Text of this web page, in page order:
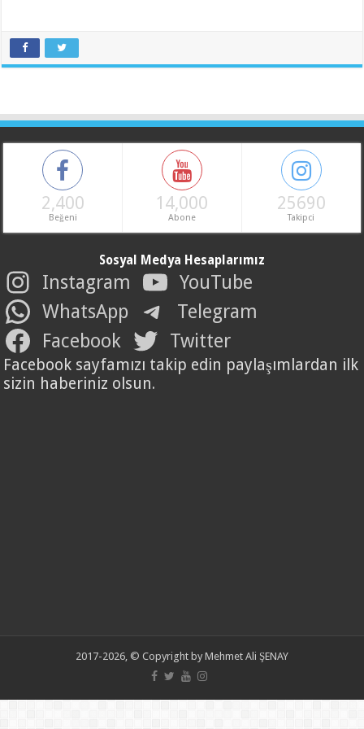
2,400
Beğeni
14,000
Abone
25690
Takipci
Sosyal Medya Hesaplarımız
Instagram
YouTube
WhatsApp
Telegram
Facebook
Twitter
Facebook sayfamızı takip edin paylaşımlardan ilk
sizin haberiniz olsun.
2017-2026, © Copyright by Mehmet Ali ŞENAY